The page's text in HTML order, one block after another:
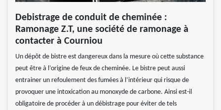
Debistrage de conduit de cheminée :
Ramonage Z.T, une société de ramonage à
contacter à Courniou
Un dépôt de bistre est dangereux dans la mesure où cette substance
peut être à l’origine de feux de cheminée. Le bistre peut aussi
entrainer un refoulement des fumées à l’intérieur qui risque de
provoquer une intoxication au monoxyde de carbone. Ainsi est-il
obligatoire de procéder à un débistrage pour éviter de tels